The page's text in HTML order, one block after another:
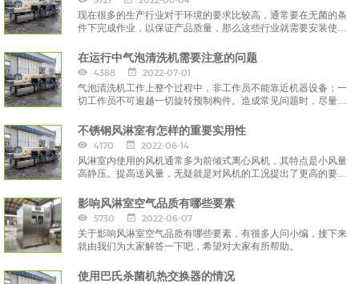
现在很多的生产行业对于环境的要求比较高，通常要在无菌的条
件下完成作业，以保证产品质量，那么这些行业就需要安装使用
在运行中气泡清洗机需要注意的问题
4388
2022-07-01
气泡清洗机工作上整个过程中，非工作员不能靠近机器设备；一
切工作员不可逾越一切旋转预制构件。造成常见问题时，尽量立
不锈钢风淋室有怎样的重要实用性
4170
2022-06-14
风淋室内使用的风机通常多为前倾式离心风机，其特点是小风量
高静压。提高送风量，无疑就是对风机的工况提出了更高的要
影响风淋室空气品质有哪些要素
5730
2022-06-07
关于影响风淋室空气品质有哪些要素，有很多人问小编，接下来
就由我们为大家解答一下吧，希望对大家有所帮助。
使用巴氏杀菌机热交换器的情况